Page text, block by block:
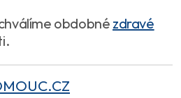
obdobné zdravé